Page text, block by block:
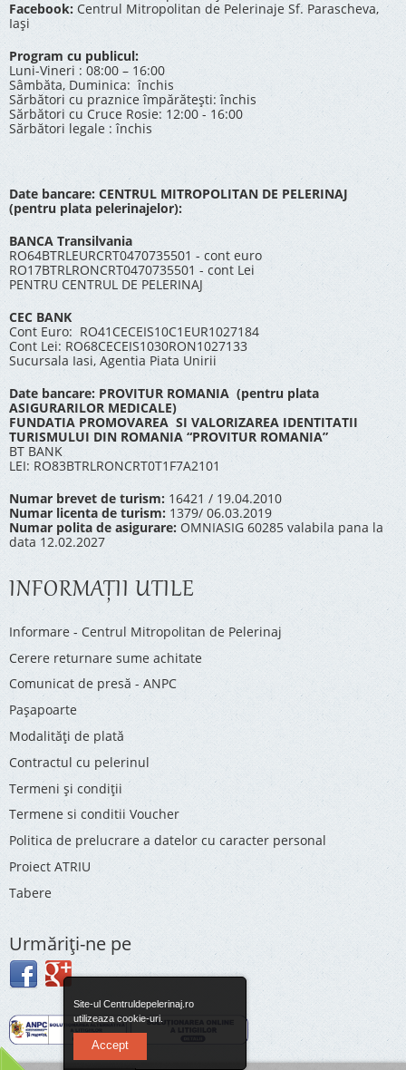
Site-ul Centruldepelerinaj.ro
utilizeaza cookie-uri.
Accept
Facebook: Centrul Mitropolitan de Pelerinaje Sf. Parascheva,
Iași
Program cu publicul:
Luni-Vineri : 08:00 – 16:00
Sâmbăta, Duminica: închis
Sărbători cu praznice împărătești: închis
Sărbători cu Cruce Rosie: 12:00 - 16:00
Sărbători legale : închis
Date bancare: CENTRUL MITROPOLITAN DE PELERINAJ
(pentru plata pelerinajelor):
BANCA Transilvania
RO64BTRLEURCRT0470735501 - cont euro
RO17BTRLRONCRT0470735501 - cont Lei
PENTRU CENTRUL DE PELERINAJ
CEC BANK
Cont Euro: RO41CECEIS10C1EUR1027184
Cont Lei: RO68CECEIS1030RON1027133
Sucursala Iasi, Agentia Piata Unirii
Date bancare: PROVITUR ROMANIA (pentru plata
ASIGURARILOR MEDICALE)
FUNDATIA PROMOVAREA SI VALORIZAREA IDENTITATII
TURISMULUI DIN ROMANIA “PROVITUR ROMANIA”
BT BANK
LEI: RO83BTRLRONCRT0T1F7A2101
Numar brevet de turism: 16421 / 19.04.2010
Numar licenta de turism: 1379/ 06.03.2019
Numar polita de asigurare: OMNIASIG 60285 valabila pana la
data 12.02.2027
INFORMAŢII UTILE
Informare - Centrul Mitropolitan de Pelerinaj
Cerere returnare sume achitate
Comunicat de presă - ANPC
Pașapoarte
Modalități de plată
Contractul cu pelerinul
Termeni și condiții
Termene si conditii Voucher
Politica de prelucrare a datelor cu caracter personal
Proiect ATRIU
Tabere
Urmăriţi-ne pe